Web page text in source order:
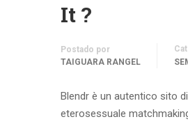
It ?
Postado por
TAIGUARA RANGEL
Blendr è un autentico sito
eterosessuale